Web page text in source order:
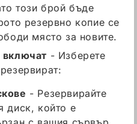
този брой бъде
резервно копие се
място за новите.
включат - Изберете
- Резервирайте
диск, който е